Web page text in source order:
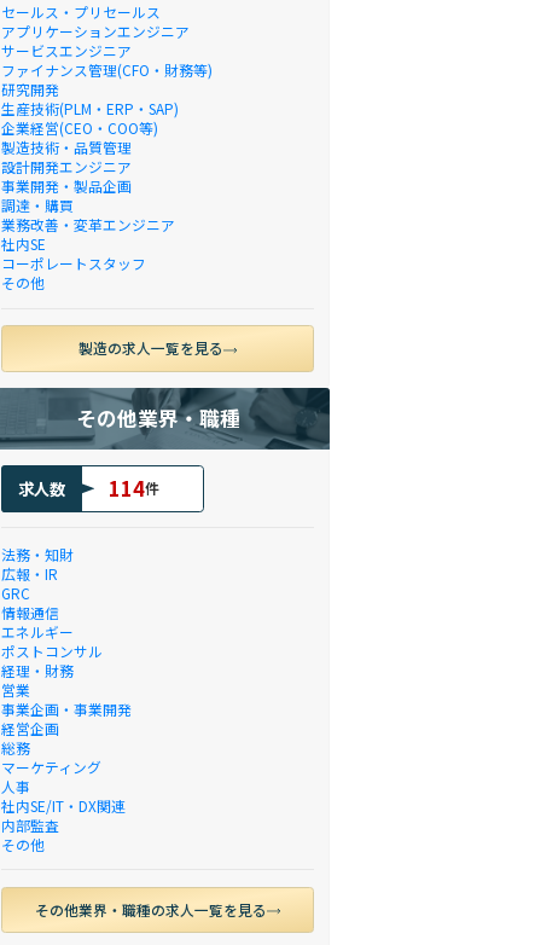
セールス・プリセールス
アプリケーションエンジニア
サービスエンジニア
ファイナンス管理(CFO・財務等)
研究開発
生産技術(PLM・ERP・SAP)
企業経営(CEO・COO等)
製造技術・品質管理
設計開発エンジニア
事業開発・製品企画
調達・購買
業務改善・変革エンジニア
社内SE
コーポレートスタッフ
その他
製造の求人一覧を見る
その他業界・職種
求人数 114件
法務・知財
広報・IR
GRC
情報通信
エネルギー
ポストコンサル
経理・財務
営業
事業企画・事業開発
経営企画
総務
マーケティング
人事
社内SE/IT・DX関連
内部監査
その他
その他業界・職種の求人一覧を見る